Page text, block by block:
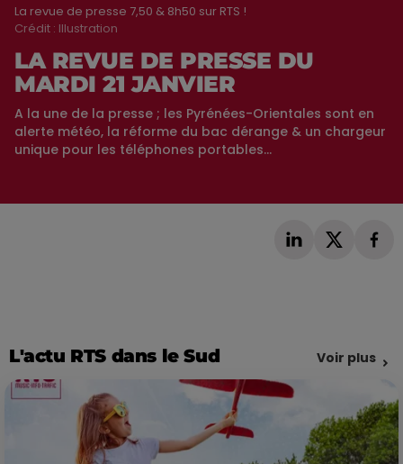
La revue de presse 7,50 & 8h50 sur RTS !
Crédit : Illustration
LA REVUE DE PRESSE DU
MARDI 21 JANVIER
A la une de la presse ; les Pyrénées-Orientales sont en
alerte météo, la réforme du bac dérange & un chargeur
unique pour les téléphones portables...
L'actu RTS dans le Sud Voir plus